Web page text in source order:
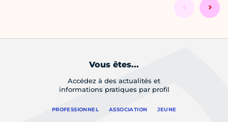
Vous êtes...
Accédez à des actualités et
informations pratiques par profil
PROFESSIONNEL ASSOCIATION JEUNE